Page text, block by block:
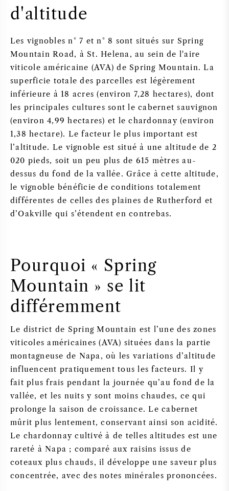
d'altitude
Les vignobles n° 7 et n° 8 sont situés sur Spring
Mountain Road, à St. Helena, au sein de l'aire
viticole américaine (AVA) de Spring Mountain. La
superficie totale des parcelles est légèrement
inférieure à 18 acres (environ 7,28 hectares), dont
les principales cultures sont le cabernet sauvignon
(environ 4,99 hectares) et le chardonnay (environ
1,38 hectare). Le facteur le plus important est
l’altitude. Le vignoble est situé à une altitude de 2
020 pieds, soit un peu plus de 615 mètres au-
dessus du fond de la vallée. Grâce à cette altitude,
le vignoble bénéficie de conditions totalement
différentes de celles des plaines de Rutherford et
d’Oakville qui s’étendent en contrebas.
Pourquoi « Spring
Mountain » se lit
différemment
Le district de Spring Mountain est l’une des zones
viticoles américaines (AVA) situées dans la partie
montagneuse de Napa, où les variations d’altitude
influencent pratiquement tous les facteurs. Il y
fait plus frais pendant la journée qu’au fond de la
vallée, et les nuits y sont moins chaudes, ce qui
prolonge la saison de croissance. Le cabernet
mûrit plus lentement, conservant ainsi son acidité.
Le chardonnay cultivé à de telles altitudes est une
rareté à Napa ; comparé aux raisins issus de
coteaux plus chauds, il développe une saveur plus
concentrée, avec des notes minérales prononcées.